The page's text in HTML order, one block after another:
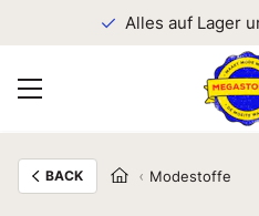
Alles auf Lager
BACK Modestoffe